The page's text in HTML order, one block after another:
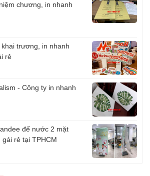
chương, in nhanh
trương, in nhanh
rẻ
- Công ty in nhanh
đế nước 2 mặt
rẻ tại TPHCM